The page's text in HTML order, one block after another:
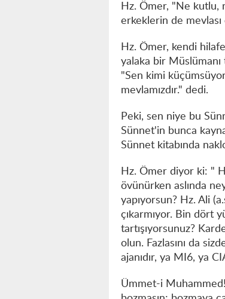
Hz. Ömer, "Ne kutlu,
erkeklerin de
Hz. Ömer, kendi
yalaka bir Müslümanı
"Sen kimi
mevlamızdır." dedi.
Peki, sen niye bu
Sünnet'in bunca
Sünnet kitabında
Hz. Ömer diyor ki: "
övünürken aslında
yapıyorsun? Hz. Ali
çıkarmıyor. Bin dört
tartışıyorsunuz?
olun. Fazlasını da
ajanıdır, ya MI6, ya
Ümmet-i